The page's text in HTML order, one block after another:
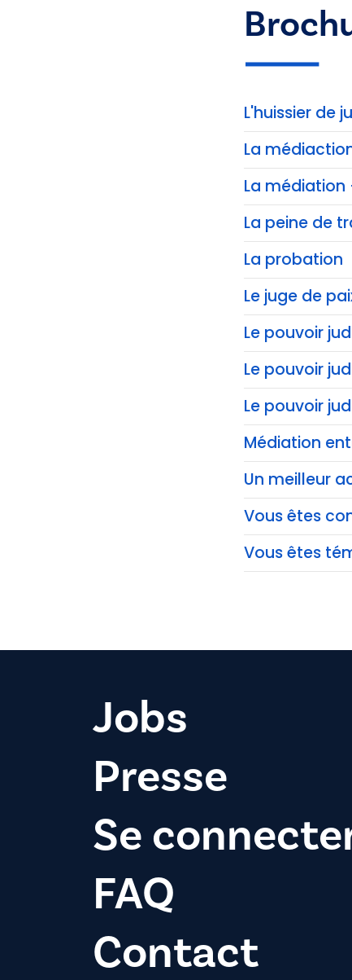
L'huissier de
La
La
La peine de
La probation
Le juge de
Le pouvoir
Le pouvoir
Le pouvoir
Médiation
Un meilleur
Vous êtes
Vous êtes
Jobs
Presse
Se
FAQ
Contact